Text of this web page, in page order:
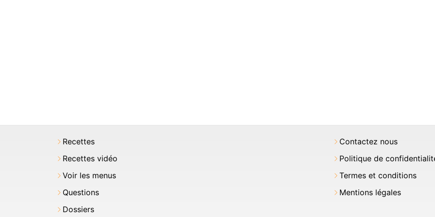
Recettes
Recettes vidéo
Voir les menus
Questions
Dossiers
Contactez nous
Politique de
Termes et conditions
Mentions légales